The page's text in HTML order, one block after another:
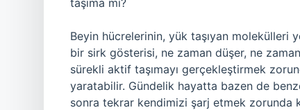
taşıma mı?
Beyin hücrelerinin, yük taşıyan
bir sirk gösterisi, ne zaman düşer, ne
sürekli aktif taşımayı gerçekleştirmek
yaratabilir. Gündelik hayatta bazen de
sonra tekrar kendimizi şarj etmek zorunda